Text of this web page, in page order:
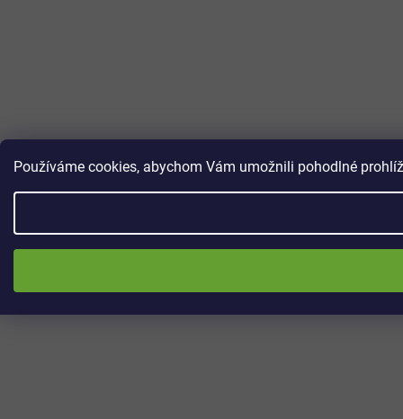
Používáme cookies, abychom Vám umožnili pohodlné